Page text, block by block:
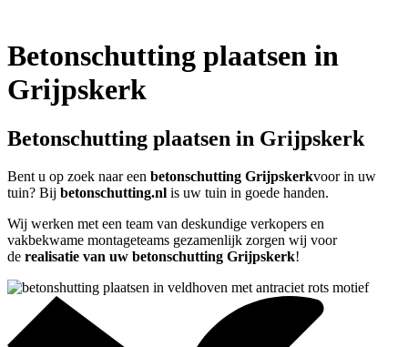
Betonschutting plaatsen in
Grijpskerk
Betonschutting plaatsen in Grijpskerk
Bent u op zoek naar een betonschutting Grijpskerkvoor in uw
tuin? Bij betonschutting.nl is uw tuin in goede handen.
Wij werken met een team van deskundige verkopers en
vakbekwame montageteams gezamenlijk zorgen wij voor
de realisatie van uw betonschutting Grijpskerk!